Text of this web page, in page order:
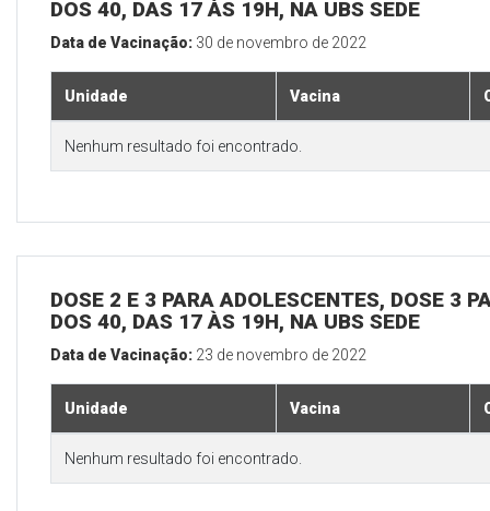
DOS 40, DAS 17 ÀS 19H, NA UBS SEDE
Data de Vacinação: 30 de novembro de 2022
Unidade Vacina
Nenhum resultado foi encontrado.
DOSE 2 E 3 PARA ADOLESCENTES, DOSE 3
DOS 40, DAS 17 ÀS 19H, NA UBS SEDE
Data de Vacinação: 23 de novembro de 2022
Unidade Vacina
Nenhum resultado foi encontrado.